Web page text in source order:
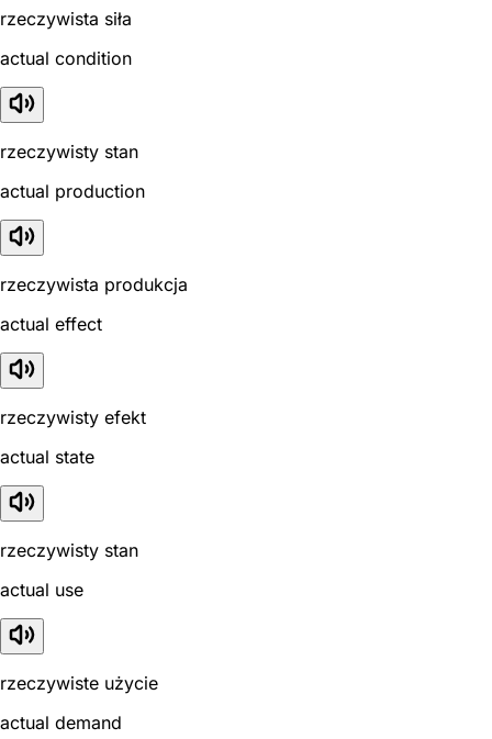
rzeczywista siła
actual condition
rzeczywisty stan
actual production
rzeczywista produkcja
actual effect
rzeczywisty efekt
actual state
rzeczywisty stan
actual use
rzeczywiste użycie
actual demand